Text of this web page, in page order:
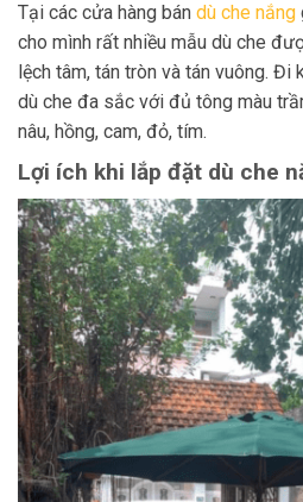
Tại các cửa hàng bán dù che nắng
cho mình rất nhiều mẫu dù che
lệch tâm, tán tròn và tán vuông.
dù che đa sắc với đủ tông màu
nâu, hồng, cam, đỏ, tím.
Lợi ích khi lắp đặt dù che